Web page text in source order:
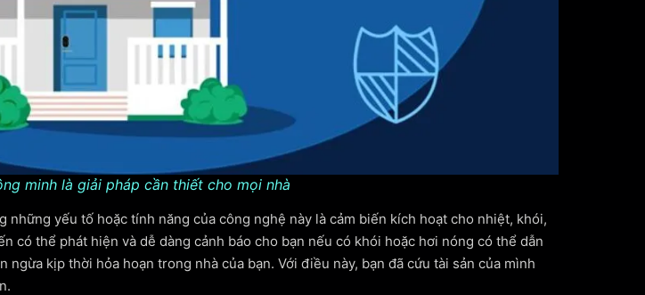
minh là giải pháp cần thiết cho mọi nhà
những yếu tố hoặc tính năng của công nghệ này là cảm biến kích hoạt cho nhiệt, khói,
thể phát hiện và dễ dàng cảnh báo cho bạn nếu có khói hoặc hơi nóng có thể dẫn
kịp thời hỏa hoạn trong nhà của bạn. Với điều này, bạn đã cứu tài sản của mình